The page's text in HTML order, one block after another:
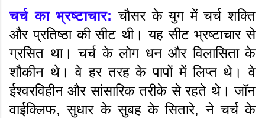
चर्च का भ्रष्टाचार:चौसर के युग में चर्च शक्ति
और प्रतिष्ठा की सीट थी। यह सीट भ्रष्टाचार से
ग्रसित था। चर्च के लोग धन और विलासिता के
शौकीन थे। वे हर तरह के पापों में लिप्त थे। वे
ईश्वरविहीन और सांसारिक तरीके से रहते थे। जॉन
वाईक्लिफ, सुधार के सुबह के सितारे, ने चर्च के